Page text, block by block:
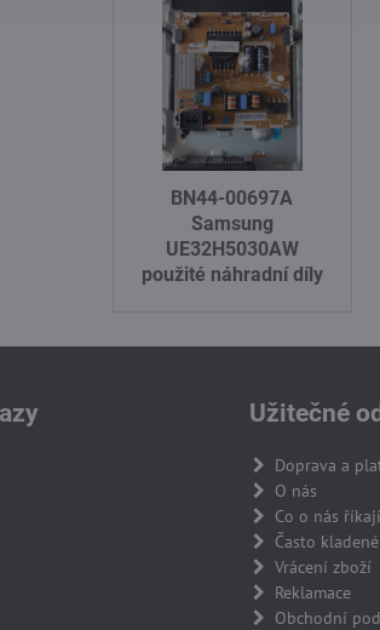
BN44-00697A
Samsung
UE32H5030AW
použité náhradní díly
Užitečné
Doprava a
O nás
Co o nás
Často
Vrácení zboží
Reklamace
Obchodní